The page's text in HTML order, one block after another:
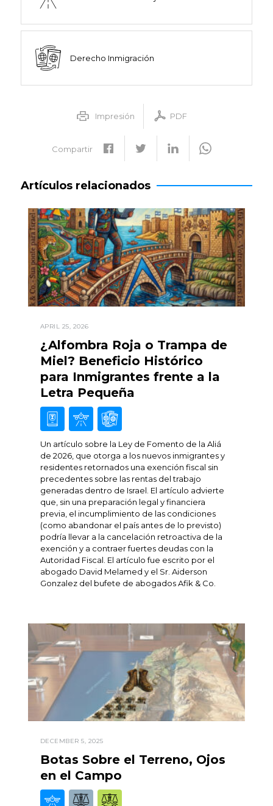
Derecho Inmigración
Impresión PDF
Compartir
Artículos relacionados
APRIL 25, 2026
¿Alfombra Roja o Trampa de
Miel? Beneficio Histórico
para Inmigrantes frente a la
Letra Pequeña
Un artículo sobre la Ley de Fomento de la Aliá
de 2026, que otorga a los nuevos inmigrantes y
residentes retornados una exención fiscal sin
precedentes sobre las rentas del trabajo
generadas dentro de Israel. El artículo advierte
que, sin una preparación legal y financiera
previa, el incumplimiento de las condiciones
(como abandonar el país antes de lo previsto)
podría llevar a la cancelación retroactiva de la
exención y a contraer fuertes deudas con la
Autoridad Fiscal. El artículo fue escrito por el
abogado David Melamed y el Sr. Aiderson
Gonzalez del bufete de abogados Afik & Co.
DECEMBER 5, 2025
Botas Sobre el Terreno, Ojos
en el Campo